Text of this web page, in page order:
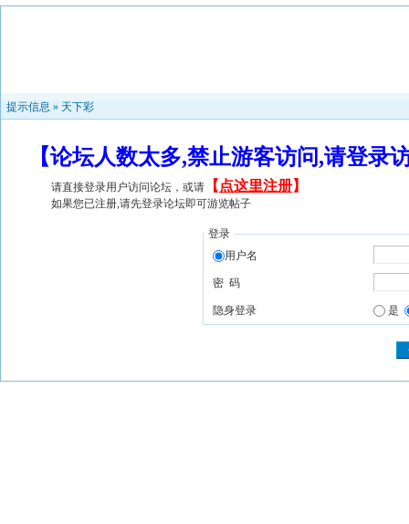
提示信息 » 天下彩
【论坛人数太多,禁止游客访问,请登
请直接登录用户访问论坛，或请 【 点这里注册】
如果您已注册,请先登录论坛即可游览帖子
登录
用户名
密 码
隐身登录 是